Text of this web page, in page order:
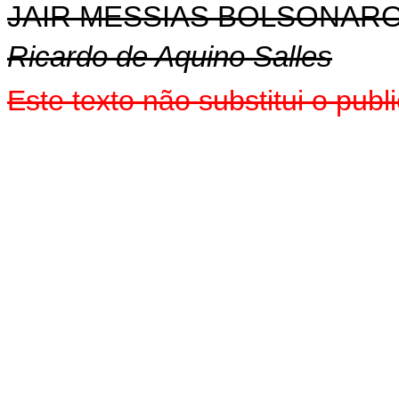
JAIR MESSIAS
Ricardo de Aquino Salles
Este texto não substitui o